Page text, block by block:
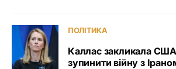
ПОЛІТИКА
Каллас закликала США
зупинити війну з